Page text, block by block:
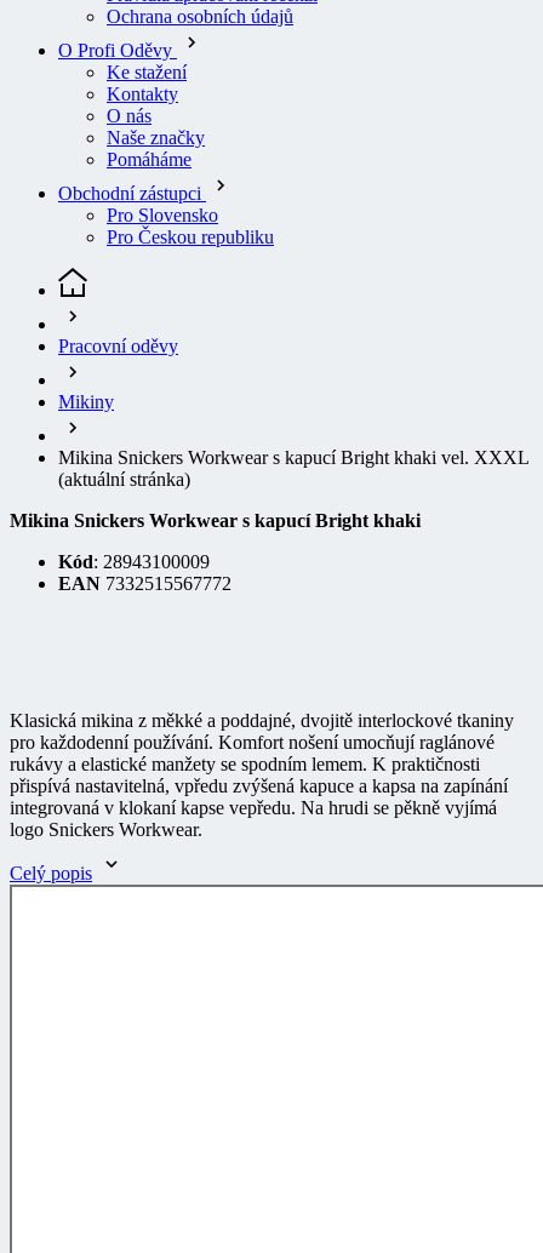
O Profi Oděvy
Ke stažení
Kontakty
O nás
Naše značky
Pomáháme
Obchodní zástupci
Pro Slovensko
Pro Českou republiku
Pracovní oděvy
Mikiny
Mikina Snickers Workwear s kapucí Bright khaki vel. XXXL
(aktuální stránka)
Mikina Snickers Workwear s kapucí Bright khaki
Kód: 28943100009
EAN 7332515567772
pro každodenní používání. Komfort nošení umocňují raglánové
rukávy a elastické manžety se spodním lemem. K praktičnosti
přispívá nastavitelná, vpředu zvýšená kapuce a kapsa na zapínání
integrovaná v klokaní kapse vepředu. Na hrudi se pěkně vyjímá
logo Snickers Workwear.
Celý popis